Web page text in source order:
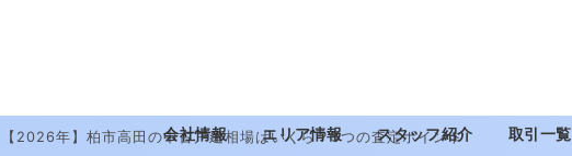
会社情報 エリア情報 スタッフ紹介 取引一覧
【2026年】柏市高田の中古戸建相場はいくら？5つの査定ポイント